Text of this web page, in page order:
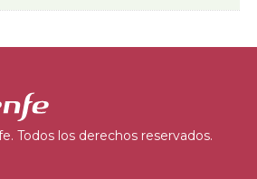
Todos los derechos reservados.